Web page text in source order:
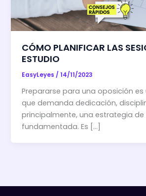
CÓMO PLANIFICAR LAS
ESTUDIO
EasyLeyes /14/11/2023
Prepararse para una oposición
que demanda dedicación,
principalmente, una estrategia de
fundamentada. Es […]